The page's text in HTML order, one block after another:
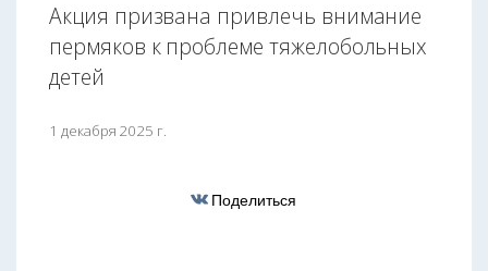
Акция призвана привлечь внимание
пермяков к проблеме тяжелобольных
детей
1 декабря 2025 г.
Поделиться